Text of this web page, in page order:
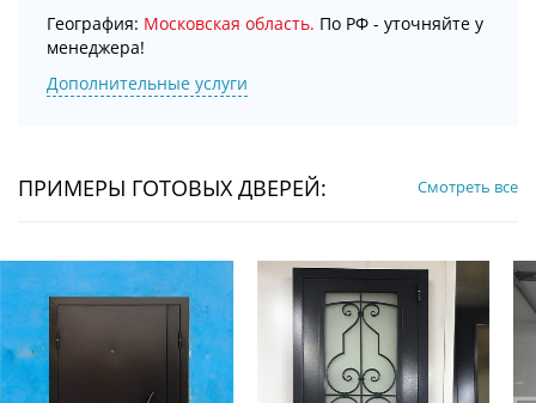
География: Московская область. По РФ - уточняйте у
менеджера!
Дополнительные услуги
ПРИМЕРЫ ГОТОВЫХ ДВЕРЕЙ: Смотреть все